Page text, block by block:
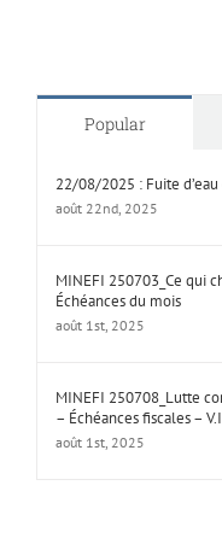
Popular
22/08/2025 : Fuite
août 22nd, 2025
MINEFI 250703_Ce qui
Échéances du mois
août 1st, 2025
MINEFI 250708_Lutte
– Échéances fiscales –
août 1st, 2025